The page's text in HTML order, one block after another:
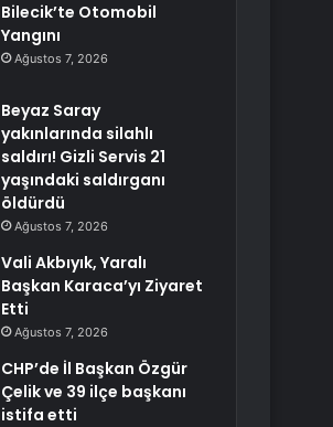
Bilecik’te Otomobil
Yangını
Ağustos 7, 2026
Beyaz Saray
yakınlarında silahlı
saldırı! Gizli Servis 21
yaşındaki saldırganı
öldürdü
Ağustos 7, 2026
Vali Akbıyık, Yaralı
Başkan Karaca’yı Ziyaret
Etti
Ağustos 7, 2026
CHP’de İl Başkan Özgür
Çelik ve 39 ilçe başkanı
istifa etti